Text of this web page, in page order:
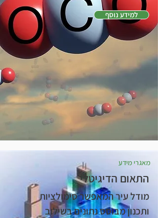
למידע נוסף
מאגרי מידע
התאום הדיגיטלי
מודל עיר המאפשר סימולציות
ותכנון מבוסס נתונים בשילוב